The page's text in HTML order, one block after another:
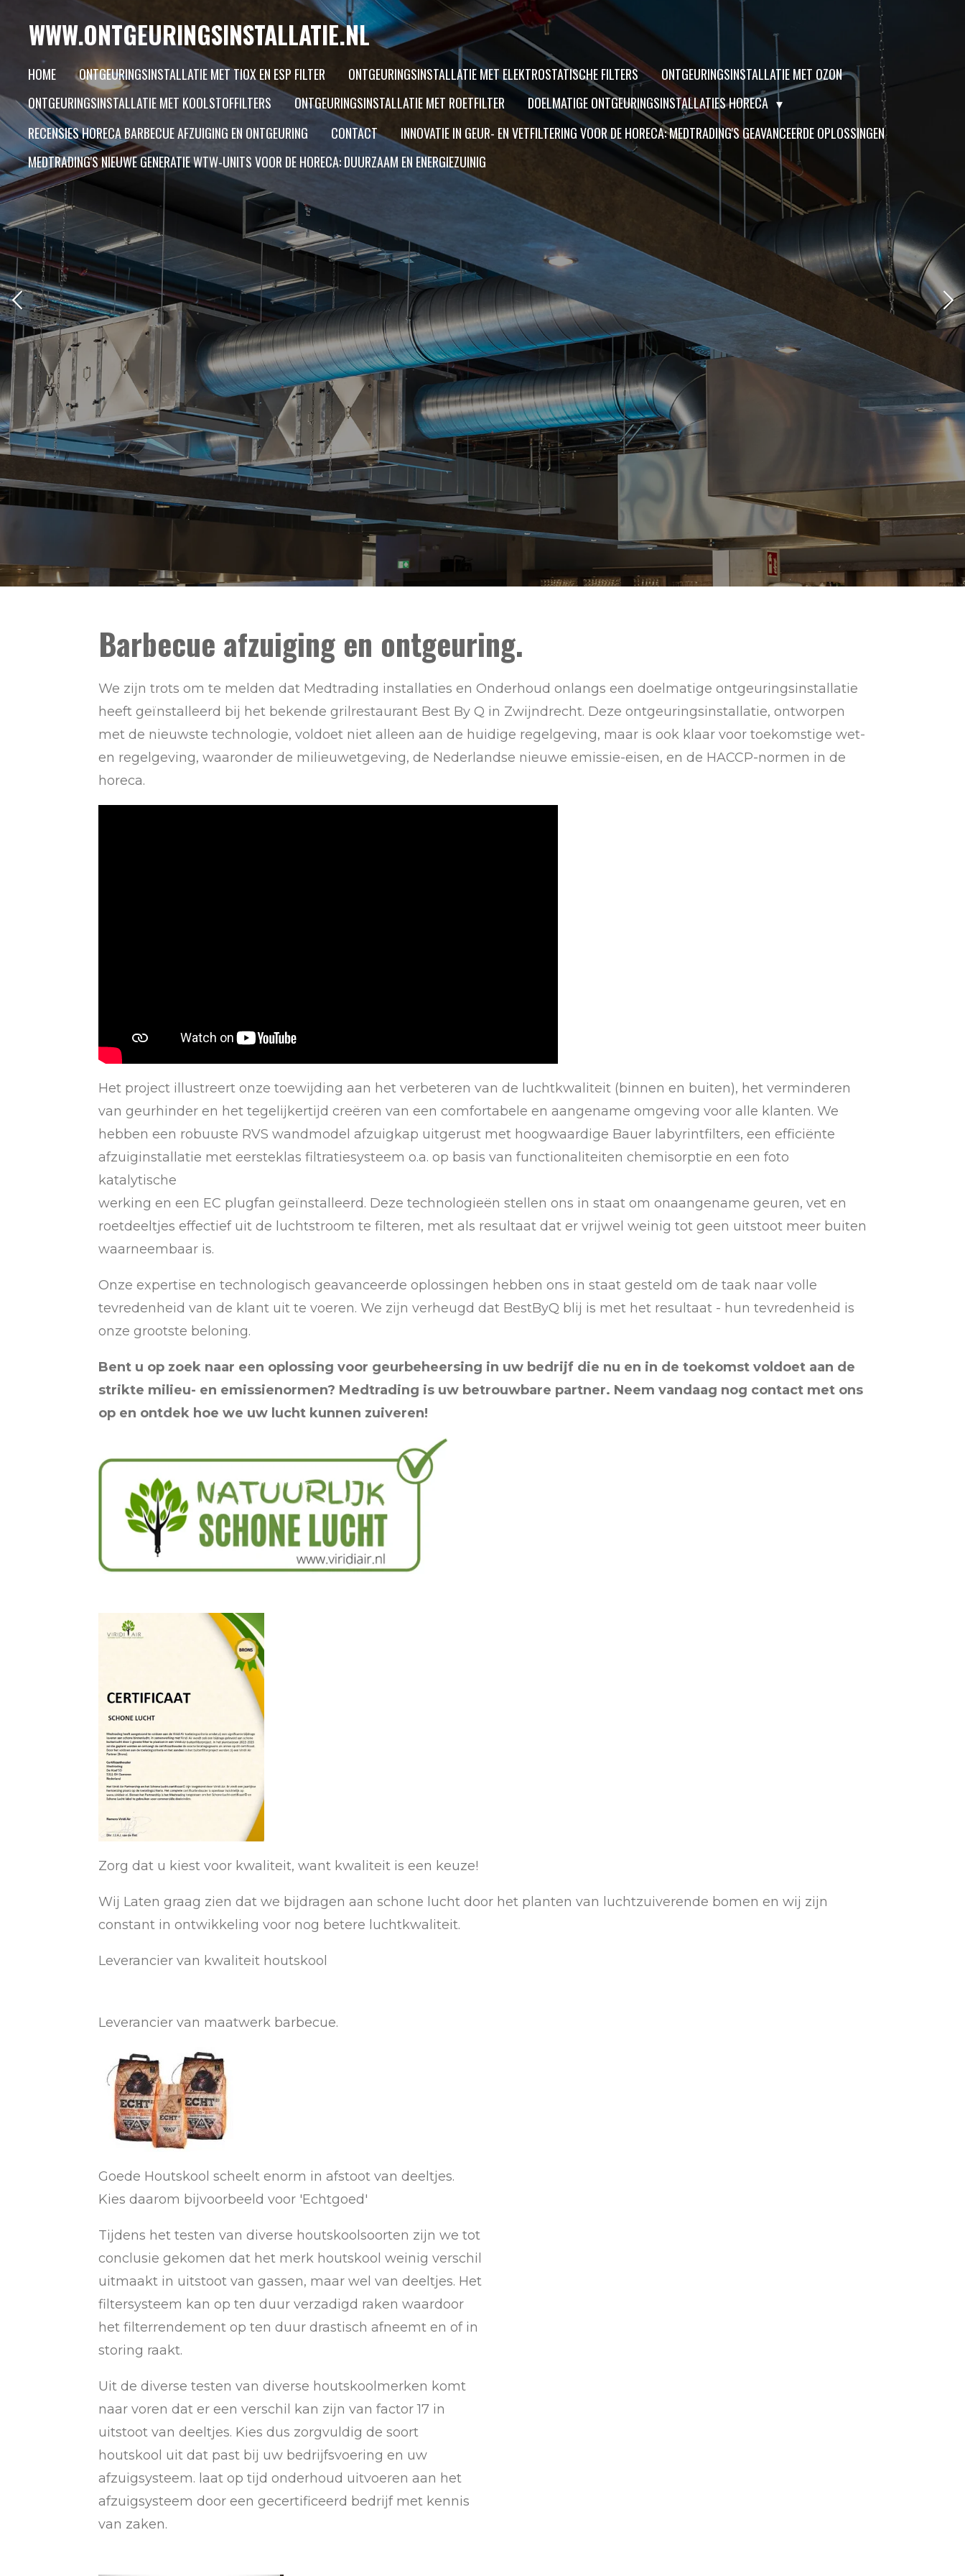
direct
hoofdinhoud
WWW.ONTGEURINGSINSTALLATIE.NL
HOME ONTGEURINGSINSTALLATIE MET TIOX EN ESP FILTER ONTGEURINGSINSTALLATIE MET ELEKTROSTATISCHE FILTERS
ONTGEURINGSINSTALLATIE MET OZON
ONTGEURINGSINSTALLATIE MET KOOLSTOFFILTERS
ONTGEURINGSINSTALLATIE MET ROETFILTER
DOELMATIGE ONTGEURINGSINSTALLATIES HORECA
RECENSIES HORECA BARBECUE AFZUIGING EN ONTGEURING
CONTACT
INNOVATIE IN GEUR- EN VETFILTERING VOOR DE HORECA: MEDTRADING'S GEAVANCEERDE OPLOSSINGEN
MEDTRADING'S NIEUWE GENERATIE WTW-UNITS VOOR DE HORECA: DUURZAAM EN ENERGIEZUINIG
Barbecue afzuiging en ontgeuring.
We zijn trots om te melden dat Medtrading installaties en Onderhoud onlangs een doelmatige ontgeuringsinstallatie
heeft geïnstalleerd bij het bekende grilrestaurant Best By Q in Zwijndrecht. Deze ontgeuringsinstallatie, ontworpen
met de nieuwste technologie, voldoet niet alleen aan de huidige regelgeving, maar is ook klaar voor toekomstige wet-
en regelgeving, waaronder de milieuwetgeving, de Nederlandse nieuwe emissie-eisen, en de HACCP-normen in de
horeca.
Het project illustreert onze toewijding aan het verbeteren van de luchtkwaliteit (binnen en buiten), het verminderen
van geurhinder en het tegelijkertijd creëren van een comfortabele en aangename omgeving voor alle klanten. We
hebben een robuuste RVS wandmodel afzuigkap uitgerust met hoogwaardige Bauer labyrintfilters, een efficiënte
afzuiginstallatie met eersteklas filtratiesysteem o.a. op basis van functionaliteiten chemisorptie en een foto
katalytische
werking en een EC plugfan geïnstalleerd. Deze technologieën stellen ons in staat om onaangename geuren, vet en
roetdeeltjes effectief uit de luchtstroom te filteren, met als resultaat dat er vrijwel weinig tot geen uitstoot meer buiten
waarneembaar is.
Onze expertise en technologisch geavanceerde oplossingen hebben ons in staat gesteld om de taak naar volle
tevredenheid van de klant uit te voeren. We zijn verheugd dat BestByQ blij is met het resultaat - hun tevredenheid is
onze grootste beloning.
Bent u op zoek naar een oplossing voor geurbeheersing in uw bedrijf die nu en in de toekomst voldoet aan de
strikte milieu- en emissienormen? Medtrading is uw betrouwbare partner. Neem vandaag nog contact met ons
op en ontdek hoe we uw lucht kunnen zuiveren!
Zorg dat u kiest voor kwaliteit, want kwaliteit is een keuze!
Wij Laten graag zien dat we bijdragen aan schone lucht door het planten van luchtzuiverende bomen en wij zijn
constant in ontwikkeling voor nog betere luchtkwaliteit.
Leverancier van kwaliteit houtskool
Leverancier van maatwerk barbecue.
Goede Houtskool scheelt enorm in afstoot van deeltjes.
Kies daarom bijvoorbeeld voor 'Echtgoed'
Tijdens het testen van diverse houtskoolsoorten zijn we tot
conclusie gekomen dat het merk houtskool weinig verschil
uitmaakt in uitstoot van gassen, maar wel van deeltjes. Het
filtersysteem kan op ten duur verzadigd raken waardoor
het filterrendement op ten duur drastisch afneemt en of in
storing raakt.
Uit de diverse testen van diverse houtskoolmerken komt
naar voren dat er een verschil kan zijn van factor 17 in
uitstoot van deeltjes. Kies dus zorgvuldig de soort
houtskool uit dat past bij uw bedrijfsvoering en uw
afzuigsysteem. laat op tijd onderhoud uitvoeren aan het
afzuigsysteem door een gecertificeerd bedrijf met kennis
van zaken.